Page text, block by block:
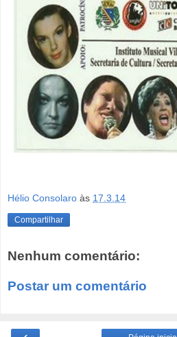
Hélio Consolaro às 17.3.14
Compartilhar
Nenhum comentário:
Postar um comentário